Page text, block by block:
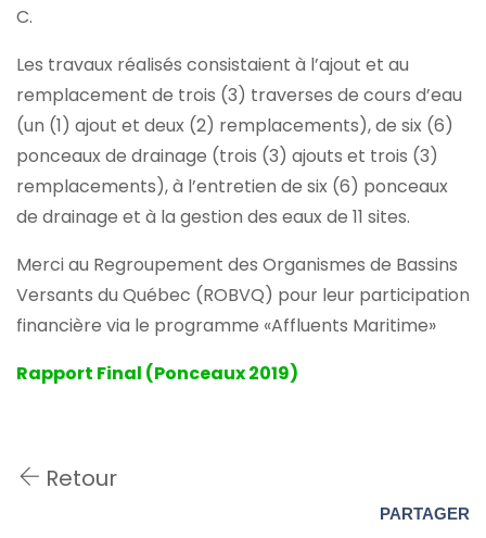
C.
Les travaux réalisés consistaient à l’ajout et au
remplacement de trois (3) traverses de cours d’eau
(un (1) ajout et deux (2) remplacements), de six (6)
ponceaux de drainage (trois (3) ajouts et trois (3)
remplacements), à l’entretien de six (6) ponceaux
de drainage et à la gestion des eaux de 11 sites.
Merci au Regroupement des Organismes de Bassins
Versants du Québec (ROBVQ) pour leur participation
financière via le programme «Affluents Maritime»
Rapport Final (Ponceaux 2019)
Retour
PARTAGER